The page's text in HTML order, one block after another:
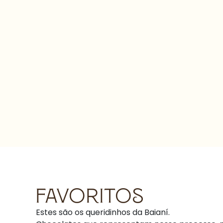
FAVORITOS
Estes são os queridinhos da Baianí.